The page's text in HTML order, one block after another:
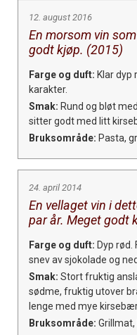
12. august 2016
En morsom vin
godt kjøp. (2015)
Farge og duft: Klar dyp
karakter.
Smak: Rund og bløt
sitter godt med litt
Bruksområde: Pasta,
24. april 2014
En vellaget vin i
par år. Meget godt
Farge og duft: Dyp
snev av sjokolade og
Smak: Stort fruktig
sødme, fruktig utover
lenge med mye
Bruksområde: Grillmat,